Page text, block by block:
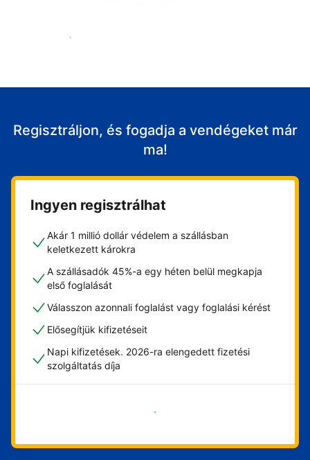
Fogadja vendégeit
Regisztráljon, és fogadja a vendégeket már
ma!
Ingyen regisztrálhat
Akár 1 millió dollár védelem a szállásban
keletkezett károkra
A szállásadók 45%-a egy héten belül megkapja
első foglalását
Válasszon azonnali foglalást vagy foglalási kérést
Elősegítjük kifizetéseit
Napi kifizetések. 2026-ra elengedett fizetési
szolgáltatás díja
Vágjon bele most